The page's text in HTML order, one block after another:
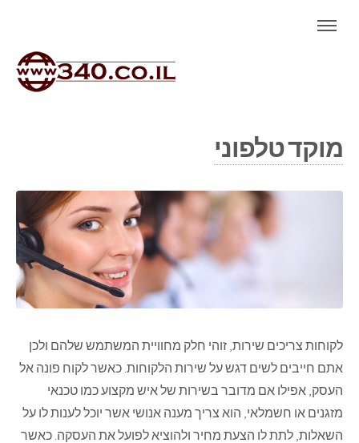
מוקד טלפוני
לקוחות צריכים שירות, זוהי חלק מחוויית המשתמש שלהם ולכן
אתם חייבים לשים דגש על שירות הלקוחות. כאשר לקוח פונה אל
העסק, אפילו אם מדובר בשירות של איש מקצוע כמו טכנאי
מזגנים או חשמלאי, הוא צריך מענה אנושי אשר יוכל לענות לו על
השאלות, לתת לו הצעת מחיר ולהוציא לפועל את העסקה. כאשר